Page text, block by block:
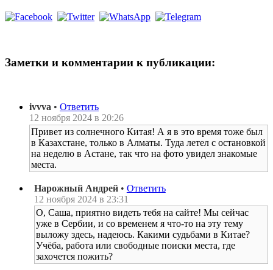
Заметки и комментарии к публикации:
ivvva • Ответить
12 ноября 2024 в 20:26
Привет из солнечного Китая! А я в это время тоже был
в Казахстане, только в Алматы. Туда летел с остановкой
на неделю в Астане, так что на фото увидел знакомые
места.
Нарожный Андрей • Ответить
12 ноября 2024 в 23:31
О, Саша, приятно видеть тебя на сайте! Мы сейчас
уже в Сербии, и со временем я что-то на эту тему
выложу здесь, надеюсь. Какими судьбами в Китае?
Учёба, работа или свободные поиски места, где
захочется пожить?